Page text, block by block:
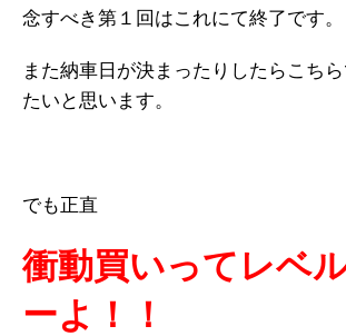
念すべき第１回はこれにて終了です。
また納車日が決まったりしたらこち
たいと思います。
でも正直
衝動買いってレベ
ーよ！！